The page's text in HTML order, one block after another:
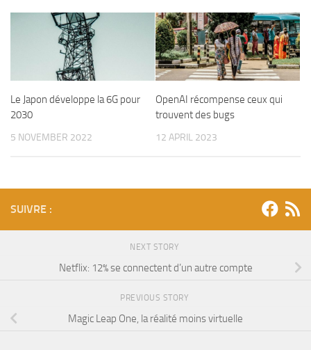
Le Japon développe la 6G pour
2030
5 NOVEMBER 2022
OpenAI récompense ceux qui
trouvent des bugs
12 APRIL 2023
SUIVRE :
NEXT STORY
Netflix: 12% se connectent d’un autre compte
PREVIOUS STORY
Magic Leap One, la réalité moins virtuelle